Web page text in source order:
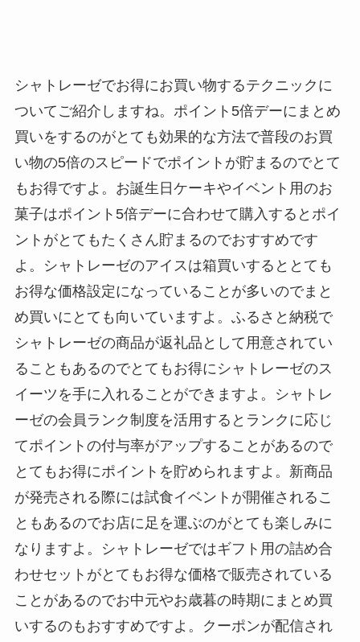
シャトレーゼでお得にお買い物するテクニックに
ついてご紹介しますね。ポイント5倍デーにまとめ
買いをするのがとても効果的な方法で普段のお買
い物の5倍のスピードでポイントが貯まるのでとて
もお得ですよ。お誕生日ケーキやイベント用のお
菓子はポイント5倍デーに合わせて購入するとポイ
ントがとてもたくさん貯まるのでおすすめです
よ。シャトレーゼのアイスは箱買いするととても
お得な価格設定になっていることが多いのでまと
め買いにとても向いていますよ。ふるさと納税で
シャトレーゼの商品が返礼品として用意されてい
ることもあるのでとてもお得にシャトレーゼのス
イーツを手に入れることができますよ。シャトレ
ーゼの会員ランク制度を活用するとランクに応じ
てポイントの付与率がアップすることがあるので
とてもお得にポイントを貯められますよ。新商品
が発売される際には試食イベントが開催されるこ
ともあるのでお店に足を運ぶのがとても楽しみに
なりますよ。シャトレーゼではギフト用の詰め合
わせセットがとてもお得な価格で販売されている
ことがあるのでお中元やお歳暮の時期にまとめ買
いするのもおすすめですよ。クーポンが配信され